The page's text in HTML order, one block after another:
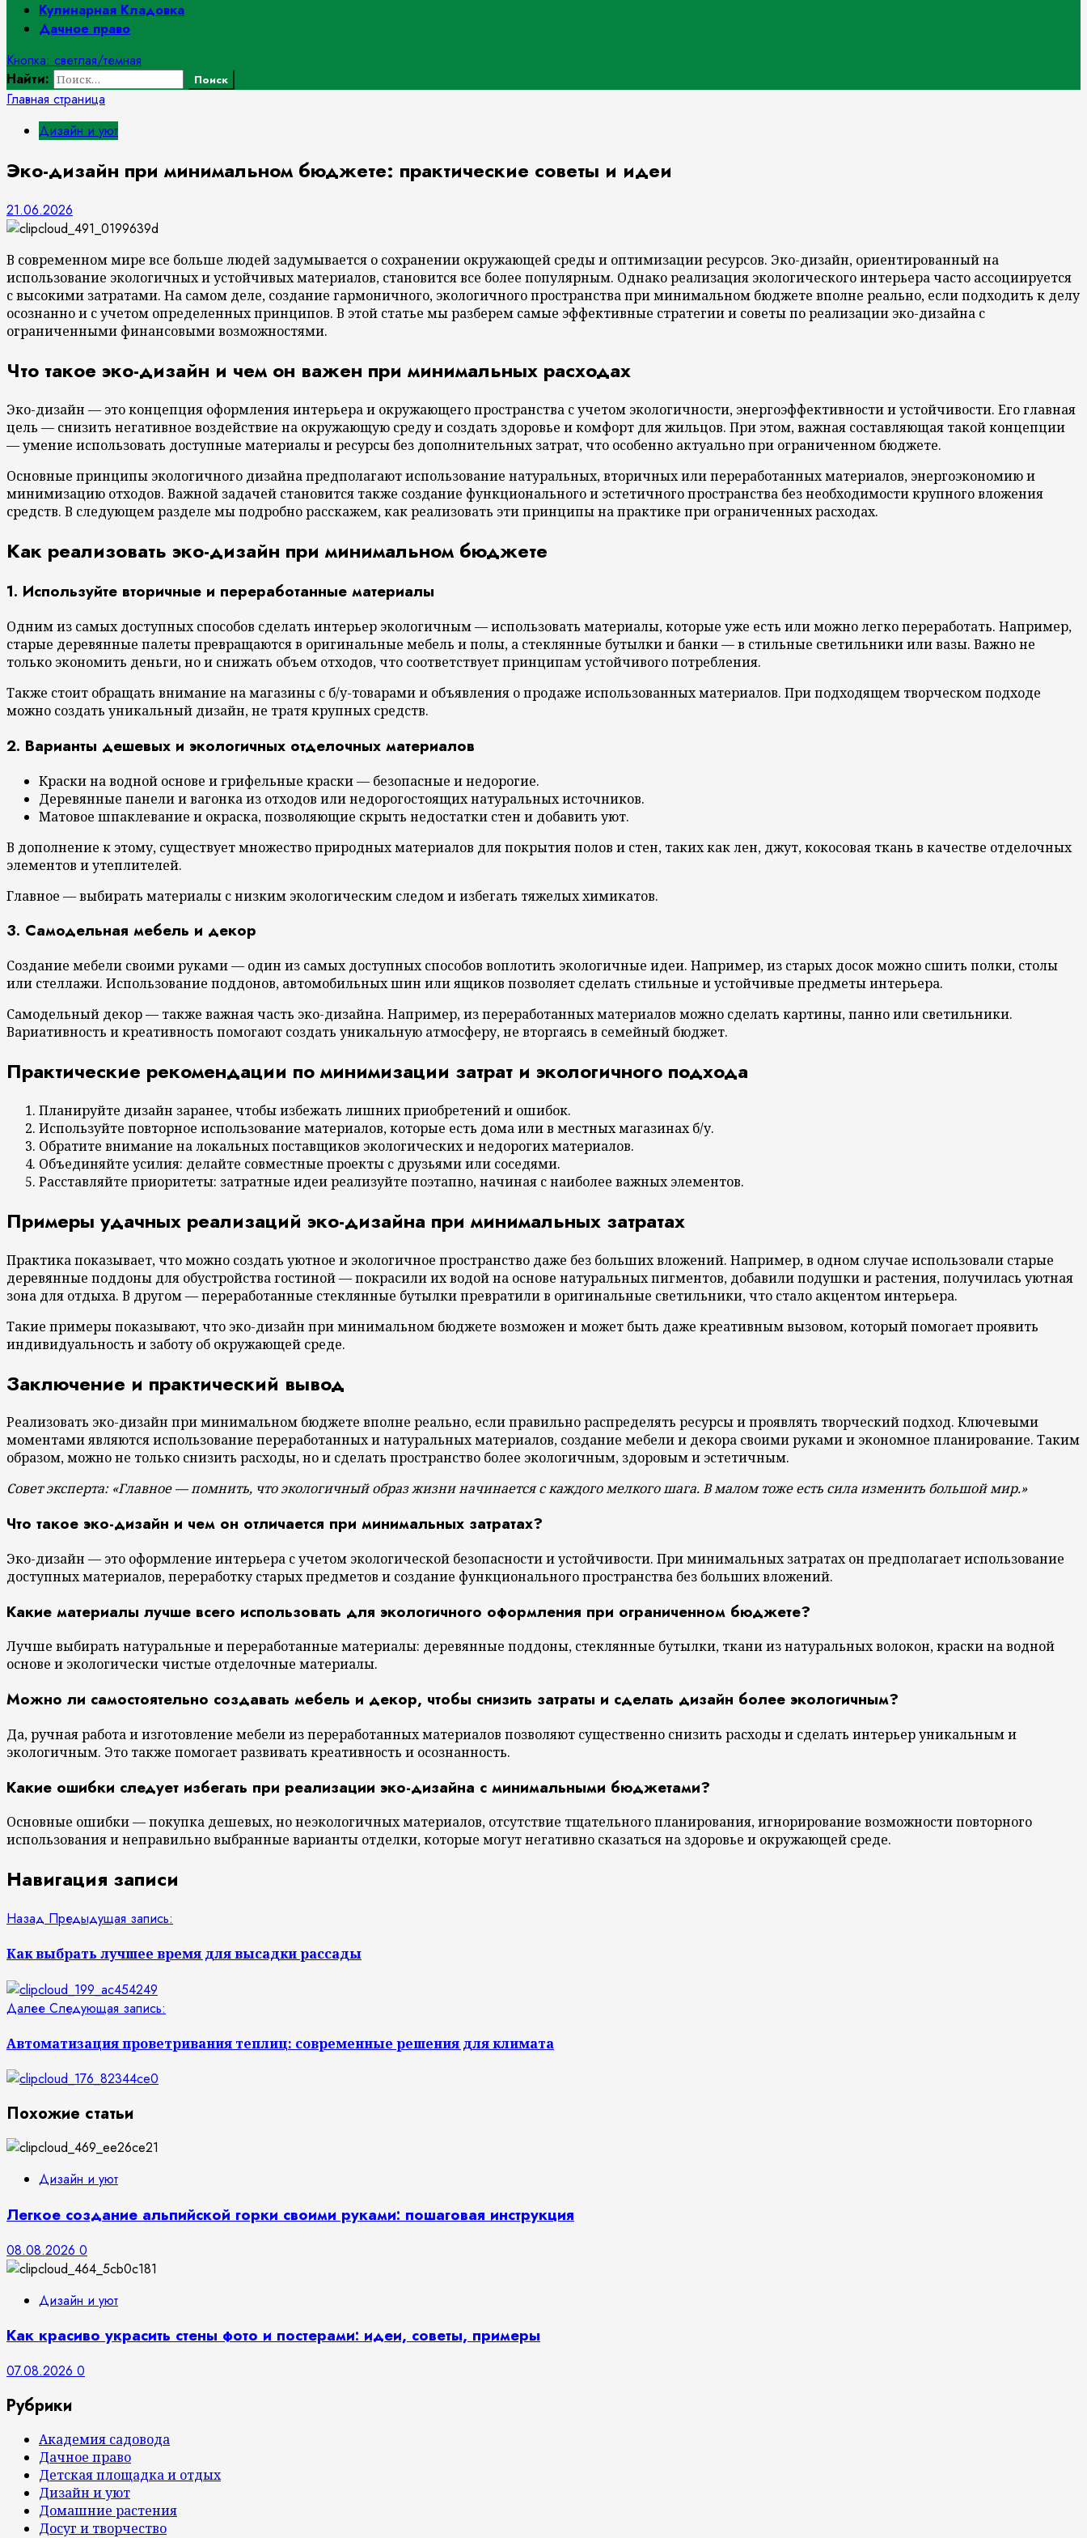
Кулинарная Кладовка
Дачное право
Кнопка: светлая/темная
Найти:
Главная страница
Дизайн и уют
Эко-дизайн при минимальном бюджете: практические советы и идеи
21.06.2026
В современном мире все больше людей задумывается о сохранении окружающей среды и оптимизации ресурсов. Эко-дизайн, ориентированный на
использование экологичных и устойчивых материалов, становится все более популярным. Однако реализация экологического интерьера часто ассоциируется
с высокими затратами. На самом деле, создание гармоничного, экологичного пространства при минимальном бюджете вполне реально, если подходить к делу
осознанно и с учетом определенных принципов. В этой статье мы разберем самые эффективные стратегии и советы по реализации эко-дизайна с
ограниченными финансовыми возможностями.
Что такое эко-дизайн и чем он важен при минимальных расходах
Эко-дизайн — это концепция оформления интерьера и окружающего пространства с учетом экологичности, энергоэффективности и устойчивости. Его главная
цель — снизить негативное воздействие на окружающую среду и создать здоровье и комфорт для жильцов. При этом, важная составляющая такой концепции
— умение использовать доступные материалы и ресурсы без дополнительных затрат, что особенно актуально при ограниченном бюджете.
Основные принципы экологичного дизайна предполагают использование натуральных, вторичных или переработанных материалов, энергоэкономию и
минимизацию отходов. Важной задачей становится также создание функционального и эстетичного пространства без необходимости крупного вложения
средств. В следующем разделе мы подробно расскажем, как реализовать эти принципы на практике при ограниченных расходах.
Как реализовать эко-дизайн при минимальном бюджете
1. Используйте вторичные и переработанные материалы
Одним из самых доступных способов сделать интерьер экологичным — использовать материалы, которые уже есть или можно легко переработать. Например,
старые деревянные палеты превращаются в оригинальные мебель и полы, а стеклянные бутылки и банки — в стильные светильники или вазы. Важно не
только экономить деньги, но и снижать объем отходов, что соответствует принципам устойчивого потребления.
Также стоит обращать внимание на магазины с б/у-товарами и объявления о продаже использованных материалов. При подходящем творческом подходе
можно создать уникальный дизайн, не тратя крупных средств.
2. Варианты дешевых и экологичных отделочных материалов
Краски на водной основе и грифельные краски — безопасные и недорогие.
Деревянные панели и вагонка из отходов или недорогостоящих натуральных источников.
Матовое шпаклевание и окраска, позволяющие скрыть недостатки стен и добавить уют.
В дополнение к этому, существует множество природных материалов для покрытия полов и стен, таких как лен, джут, кокосовая ткань в качестве отделочных
элементов и утеплителей.
Главное — выбирать материалы с низким экологическим следом и избегать тяжелых химикатов.
3. Самодельная мебель и декор
Создание мебели своими руками — один из самых доступных способов воплотить экологичные идеи. Например, из старых досок можно сшить полки, столы
или стеллажи. Использование поддонов, автомобильных шин или ящиков позволяет сделать стильные и устойчивые предметы интерьера.
Самодельный декор — также важная часть эко-дизайна. Например, из переработанных материалов можно сделать картины, панно или светильники.
Вариативность и креативность помогают создать уникальную атмосферу, не вторгаясь в семейный бюджет.
Практические рекомендации по минимизации затрат и экологичного подхода
Планируйте дизайн заранее, чтобы избежать лишних приобретений и ошибок.
Используйте повторное использование материалов, которые есть дома или в местных магазинах б/у.
Обратите внимание на локальных поставщиков экологических и недорогих материалов.
Объединяйте усилия: делайте совместные проекты с друзьями или соседями.
Расставляйте приоритеты: затратные идеи реализуйте поэтапно, начиная с наиболее важных элементов.
Примеры удачных реализаций эко-дизайна при минимальных затратах
Практика показывает, что можно создать уютное и экологичное пространство даже без больших вложений. Например, в одном случае использовали старые
деревянные поддоны для обустройства гостиной — покрасили их водой на основе натуральных пигментов, добавили подушки и растения, получилась уютная
зона для отдыха. В другом — переработанные стеклянные бутылки превратили в оригинальные светильники, что стало акцентом интерьера.
Такие примеры показывают, что эко-дизайн при минимальном бюджете возможен и может быть даже креативным вызовом, который помогает проявить
индивидуальность и заботу об окружающей среде.
Заключение и практический вывод
Реализовать эко-дизайн при минимальном бюджете вполне реально, если правильно распределять ресурсы и проявлять творческий подход. Ключевыми
моментами являются использование переработанных и натуральных материалов, создание мебели и декора своими руками и экономное планирование. Таким
образом, можно не только снизить расходы, но и сделать пространство более экологичным, здоровым и эстетичным.
Совет эксперта: «Главное — помнить, что экологичный образ жизни начинается с каждого мелкого шага. В малом тоже есть сила изменить большой мир.»
Что такое эко-дизайн и чем он отличается при минимальных затратах?
Эко-дизайн — это оформление интерьера с учетом экологической безопасности и устойчивости. При минимальных затратах он предполагает использование
доступных материалов, переработку старых предметов и создание функционального пространства без больших вложений.
Какие материалы лучше всего использовать для экологичного оформления при ограниченном бюджете?
Лучше выбирать натуральные и переработанные материалы: деревянные поддоны, стеклянные бутылки, ткани из натуральных волокон, краски на водной
основе и экологически чистые отделочные материалы.
Можно ли самостоятельно создавать мебель и декор, чтобы снизить затраты и сделать дизайн более экологичным?
Да, ручная работа и изготовление мебели из переработанных материалов позволяют существенно снизить расходы и сделать интерьер уникальным и
экологичным. Это также помогает развивать креативность и осознанность.
Какие ошибки следует избегать при реализации эко-дизайна с минимальными бюджетами?
Основные ошибки — покупка дешевых, но неэкологичных материалов, отсутствие тщательного планирования, игнорирование возможности повторного
использования и неправильно выбранные варианты отделки, которые могут негативно сказаться на здоровье и окружающей среде.
Навигация записи
Назад Предыдущая запись:
Как выбрать лучшее время для высадки рассады
Далее Следующая запись:
Автоматизация проветривания теплиц: современные решения для климата
Похожие статьи
Дизайн и уют
Легкое создание альпийской горки своими руками: пошаговая инструкция
08.08.2026 0
Дизайн и уют
Как красиво украсить стены фото и постерами: идеи, советы, примеры
07.08.2026 0
Рубрики
Академия садовода
Дачное право
Детская площадка и отдых
Дизайн и уют
Домашние растения
Досуг и творчество